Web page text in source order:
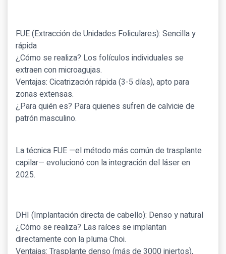
FUE (Extracción de Unidades Foliculares): Sencilla y
rápida
¿Cómo se realiza? Los folículos individuales se
extraen con microagujas.
Ventajas: Cicatrización rápida (3-5 días), apto para
zonas extensas.
¿Para quién es? Para quienes sufren de calvicie de
patrón masculino.
La técnica FUE —el método más común de trasplante
capilar— evolucionó con la integración del láser en
2025.
DHI (Implantación directa de cabello): Denso y natural
¿Cómo se realiza? Las raíces se implantan
directamente con la pluma Choi.
Ventajas: Trasplante denso (más de 3000 injertos),